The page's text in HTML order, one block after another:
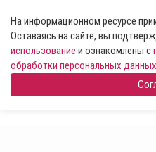
На информационном ресурсе
Оставаясь на сайте, вы
использование и ознакомлены с
обработки персональных данных